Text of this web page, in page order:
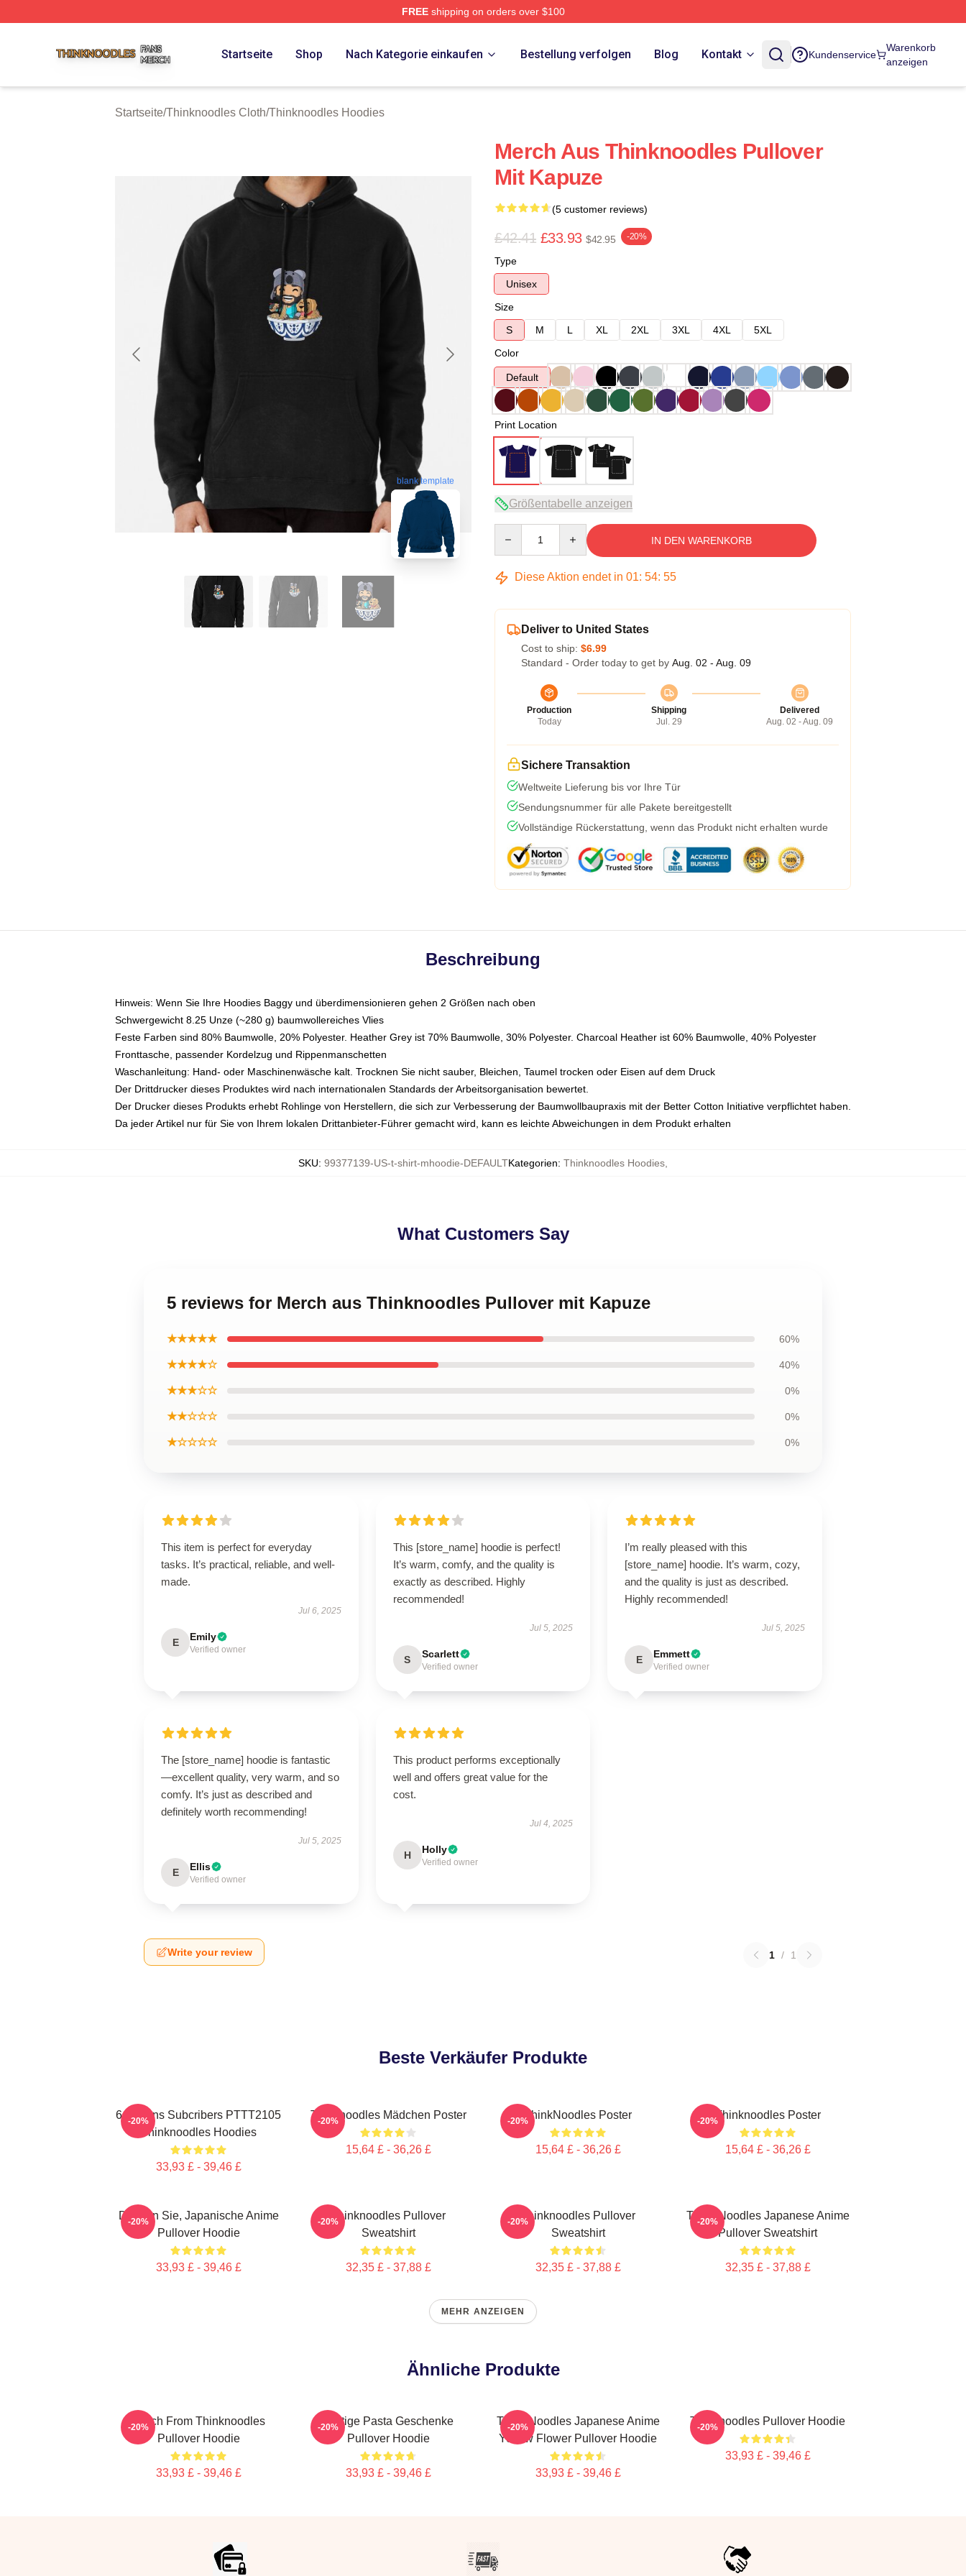
FREEshipping on orders over $100
Startseite Shop Nach Kategorie einkaufen Bestellung verfolgen Blog Kontakt Kundenservice
Warenkorb
anzeigen
Startseite/Thinknoodles Cloth/Thinknoodles Hoodies
blank template
Merch Aus Thinknoodles Pullover
Mit Kapuze
(5 customer reviews)
£42.41 £33.93 $42.95 -20%
Type
Unisex
Size
S
M L XL 2XL 3XL 4XL
5XL
Color
Default
Print Location
Größentabelle anzeigen
IN DEN WARENKORB
Diese Aktion endet in 01: 54: 54
Deliver to United States
Cost to ship: $6.99
Standard - Order today to get by Aug. 02 - Aug. 09
Production
Today
Shipping
Jul. 29
Delivered
Aug. 02 - Aug. 09
Sichere Transaktion
Weltweite Lieferung bis vor Ihre Tür
Sendungsnummer für alle Pakete bereitgestellt
Vollständige Rückerstattung, wenn das Produkt nicht erhalten wurde
Beschreibung
Hinweis: Wenn Sie Ihre Hoodies Baggy und überdimensionieren gehen 2 Größen nach oben
Schwergewicht 8.25 Unze (~280 g) baumwollereiches Vlies
Feste Farben sind 80% Baumwolle, 20% Polyester. Heather Grey ist 70% Baumwolle, 30% Polyester. Charcoal Heather ist 60% Baumwolle, 40% Polyester
Fronttasche, passender Kordelzug und Rippenmanschetten
Waschanleitung: Hand- oder Maschinenwäsche kalt. Trocknen Sie nicht sauber, Bleichen, Taumel trocken oder Eisen auf dem Druck
Der Drittdrucker dieses Produktes wird nach internationalen Standards der Arbeitsorganisation bewertet.
Der Drucker dieses Produkts erhebt Rohlinge von Herstellern, die sich zur Verbesserung der Baumwollbaupraxis mit der Better Cotton Initiative verpflichtet haben.
Da jeder Artikel nur für Sie von Ihrem lokalen Drittanbieter-Führer gemacht wird, kann es leichte Abweichungen in dem Produkt erhalten
SKU: 99377139-US-t-shirt-mhoodie-DEFAULTKategorien: Thinknoodles Hoodies
What Customers Say
5 reviews for Merch aus Thinknoodles Pullover mit Kapuze
★★★★★ 60%
★★★★☆ 40%
★★★☆☆ 0%
★★☆☆☆ 0%
★☆☆☆☆ 0%
This item is perfect for everyday
tasks. It’s practical, reliable, and well-
made.
Jul 6, 2025
E Emily
Verified owner
This [store_name] hoodie is perfect!
It’s warm, comfy, and the quality is
exactly as described. Highly
recommended!
Jul 5, 2025
S Scarlett
Verified owner
I’m really pleased with this
[store_name] hoodie. It’s warm, cozy,
and the quality is just as described.
Highly recommended!
Jul 5, 2025
E Emmett
Verified owner
The [store_name] hoodie is fantastic
—excellent quality, very warm, and so
comfy. It’s just as described and
definitely worth recommending!
Jul 5, 2025
E Ellis
Verified owner
This product performs exceptionally
well and offers great value for the
cost.
Jul 4, 2025
H Holly
Verified owner
Write your review 1 / 1
Beste Verkäufer Produkte
6 Millions Subcribers PTTT2105
Thinknoodles Hoodies
33,93 £ - 39,46 £
-20% Thinknoodles Mädchen Poster
15,64 £ - 36,26 £
-20% ThinkNoodles Poster
15,64 £ - 36,26 £
-20% Thinknoodles Poster
15,64 £ - 36,26 £
-20%
Denken Sie, Japanische Anime
Pullover Hoodie
33,93 £ - 39,46 £
-20%
Thinknoodles Pullover
Sweatshirt
32,35 £ - 37,88 £
-20%
Thinknoodles Pullover
Sweatshirt
32,35 £ - 37,88 £
-20%
Think Noodles Japanese Anime
Pullover Sweatshirt
32,35 £ - 37,88 £
-20%
MEHR ANZEIGEN
Ähnliche Produkte
Merch From Thinknoodles
Pullover Hoodie
33,93 £ - 39,46 £
-20%
Lustige Pasta Geschenke
Pullover Hoodie
33,93 £ - 39,46 £
-20%
Think Noodles Japanese Anime
Yellow Flower Pullover Hoodie
33,93 £ - 39,46 £
-20% Thinknoodles Pullover Hoodie
33,93 £ - 39,46 £
-20%